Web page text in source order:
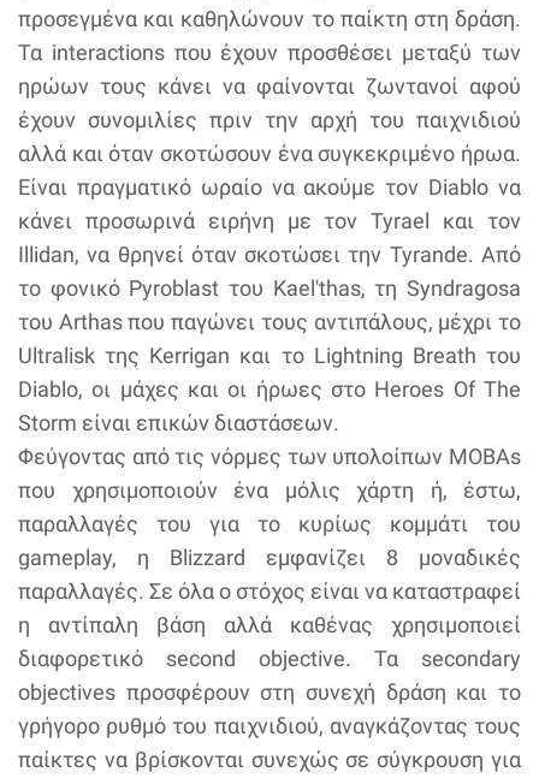
προσεγμένα και καθηλώνουν το παίκτη στη δράση.
Τα interactions που έχουν προσθέσει μεταξύ των
ηρώων τους κάνει να φαίνονται ζωντανοί αφού
έχουν συνομιλίες πριν την αρχή του παιχνιδιού
αλλά και όταν σκοτώσουν ένα συγκεκριμένο ήρωα.
Είναι πραγματικό ωραίο να ακούμε τον Diablo να
κάνει προσωρινά ειρήνη με τον Tyrael και τον
Illidan, να θρηνεί όταν σκοτώσει την Tyrande. Από
το φονικό Pyroblast του Kael'thas, τη Syndragosa
του Arthas που παγώνει τους αντιπάλους, μέχρι το
Ultralisk της Kerrigan και το Lightning Breath του
Diablo, οι μάχες και οι ήρωες στο Heroes Of The
Storm είναι επικών διαστάσεων.
Φεύγοντας από τις νόρμες των υπολοίπων MOBAs
που χρησιμοποιούν ένα μόλις χάρτη ή, έστω,
παραλλαγές του για το κυρίως κομμάτι του
gameplay, η Blizzard εμφανίζει 8 μοναδικές
παραλλαγές. Σε όλα ο στόχος είναι να καταστραφεί
η αντίπαλη βάση αλλά καθένας χρησιμοποιεί
διαφορετικό second objective. Τα secondary
objectives προσφέρουν στη συνεχή δράση και το
γρήγορο ρυθμό του παιχνιδιού, αναγκάζοντας τους
παίκτες να βρίσκονται συνεχώς σε σύγκρουση για